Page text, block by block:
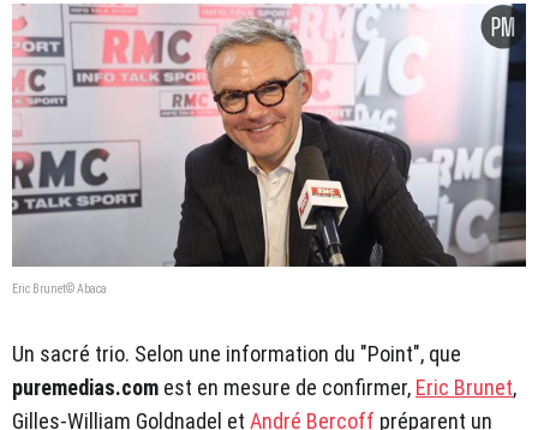
Eric Brunet© Abaca
Un sacré trio. Selon une information du "Point", que
puremedias.com est en mesure de confirmer, Eric Brunet,
Gilles-William Goldnadel et André Bercoff préparent un